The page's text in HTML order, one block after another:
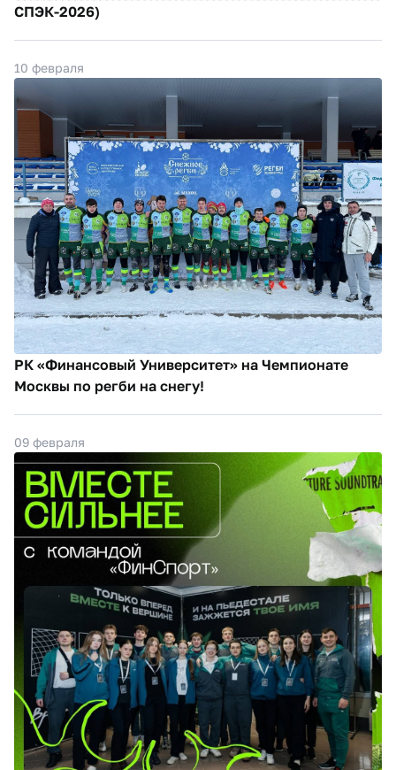
СПЭК-2026)
10 февраля
РК «Финансовый Университет» на Чемпионате
Москвы по регби на снегу!
09 февраля